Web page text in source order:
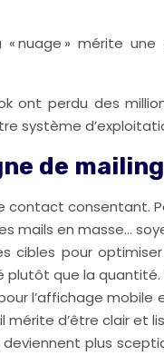
« nuage » mérite
ont perdu des
système
de
contact consentant.
mails en masse…
cibles pour
que la
l’affichage mobile
d’être clair et
plus